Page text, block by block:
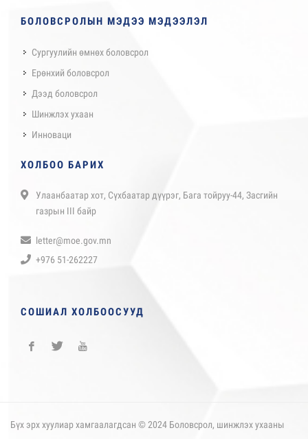
БОЛОВСРОЛЫН МЭДЭЭ МЭДЭЭЛЭЛ
Сургуулийн өмнөх боловсрол
Ерөнхий боловсрол
Дээд боловсрол
Шинжлэх ухаан
Инноваци
ХОЛБОО БАРИХ
Улаанбаатар хот, Сүхбаатар дүүрэг, Бага тойруу-44, Засгийн
газрын III байр
letter@moe.gov.mn
+976 51-262227
СОШИАЛ ХОЛБООСУУД
Бүх эрх хуулиар хамгаалагдсан © 2024 Боловсрол, шинжлэх ухааны